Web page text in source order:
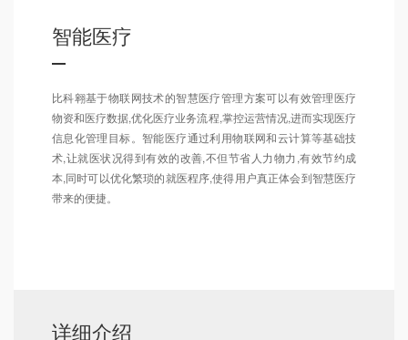
智能医疗
比科翱基于物联网技术的智慧医疗管理方案可以有效管理医疗
物资和医疗数据,优化医疗业务流程,掌控运营情况,进而实现医疗
信息化管理目标。智能医疗通过利用物联网和云计算等基础技
术,让就医状况得到有效的改善,不但节省人力物力,有效节约成
本,同时可以优化繁琐的就医程序,使得用户真正体会到智慧医疗
带来的便捷。
详细介绍